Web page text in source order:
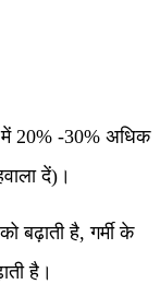
में 20% -30% अधिक
दें)।
बढ़ाती है, गर्मी के
है।